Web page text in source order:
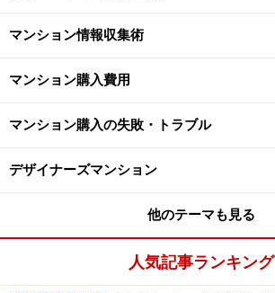
マンション情報収集術
マンション購入費用
マンション購入の失敗・トラブル
デザイナーズマンション
他のテーマも見る
人気記事ランキング